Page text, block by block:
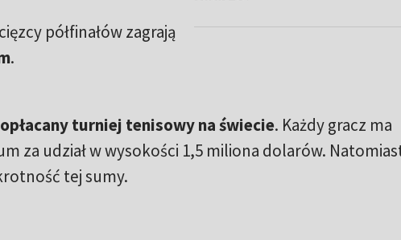
półfinałów zagrają
.
turniej tenisowy na świecie. Każdy gracz ma
za udział w wysokości 1,5 miliona dolarów.
tej sumy.